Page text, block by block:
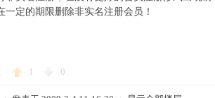
一定的期限删除非实名注册会员！
1 0